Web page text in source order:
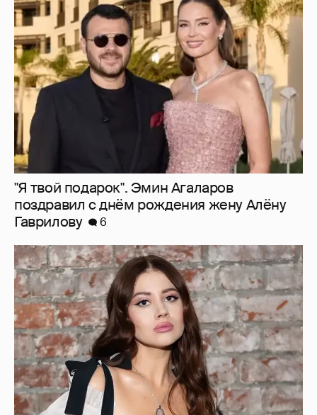
"Я твой подарок". Эмин Агаларов
поздравил с днём рождения жену Алёну
Гаврилову
6
Олесю Иванченко раскритиковали за
поддержку фильма "Колобок"
14